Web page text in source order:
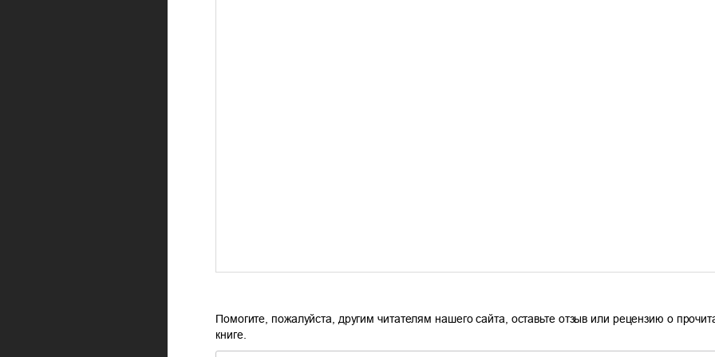
Помогите, пожалуйста, другим читателям нашего сайта, оставьте отзыв или рецензию о
книге.